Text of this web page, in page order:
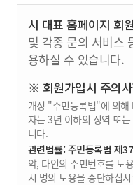
시 대표 홈페이지 회
및 각종 문의 서비스
용하실 수 있습니다.
※ 회원가입시 주의
개정 "주민등록법"에 의해
자는 3년 이하의 징역 또
니다.
관련법률: 주민등록법 제
약, 타인의 주민번호를 도
시 명의 도용을 중단하십시